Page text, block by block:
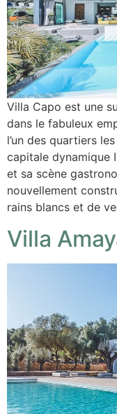
Villa Capo est une
dans le fabuleux
l’un des quartiers
capitale dynamique
et sa scène
nouvellement
rains blancs et de
Villa